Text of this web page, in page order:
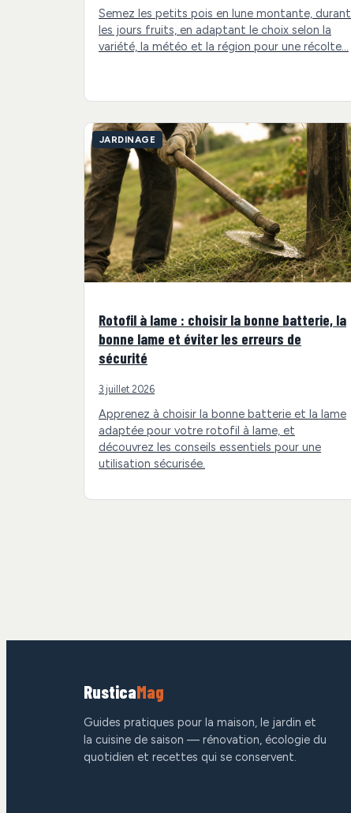
Semez les petits pois en lune montante, durant
les jours fruits, en adaptant le choix selon la
variété, la météo et la région pour une récolte…
JARDINAGE
Rotofil à lame : choisir la bonne batterie, la
bonne lame et éviter les erreurs de
sécurité
3 juillet 2026
Apprenez à choisir la bonne batterie et la lame
adaptée pour votre rotofil à lame, et
découvrez les conseils essentiels pour une
utilisation sécurisée.
RusticaMag
Guides pratiques pour la maison, le jardin et
la cuisine de saison — rénovation, écologie du
quotidien et recettes qui se conservent.